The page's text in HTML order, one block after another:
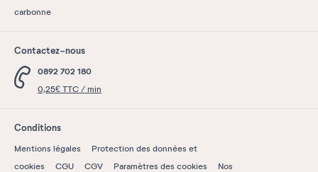
carbonne
Contactez-nous
0892 702 180
0,25€ TTC / min
Conditions
Mentions légales
Protection des données et
cookies
CGU CGV Paramètres des cookies
Nos